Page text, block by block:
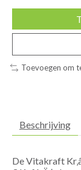
Toevoegen om
Beschrijving
De Vitakraft